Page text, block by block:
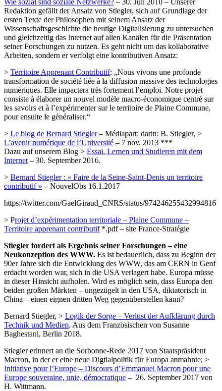
Redaktion gefällt der Ansatz von Stiegler, sich auf Grundlage der
ersten Texte der Philosophen mit seinem Ansatz der
Wissenschaftsgeschichte die heutige Digitalisierung zu untersuchen
und gleichzeitig das Internet auf allen Kanälen für die Präsentation
seiner Forschungen zu nutzen. Es geht nicht um das kollaborative
Arbeiten, sondern er verfolgt eine kontributiven Ansatz:
> Territoire Apprenant Contributif: „Nous vivons une profonde
transformation de société liée à la diffusion massive des technologies
numériques. Elle impactera très fortement l’emploi. Notre projet
consiste à élaborer un nouvel modèle macro-économique centré sur
les savoirs et à l’expérimenter sur le territoire de Plaine Commune,
pour ensuite le généraliser.“
> Le blog de Bernard Stiegler– Médiapart: darin: B. Stiegler, >
L’avenir numérique de l’Université – 7 nov. 2013 ***
Dazu auf unserem Blog > Essai. Lernen und Studieren mit dem
Internet – 30. September 2016.
> Bernard Stiegler : « Faire de la Seine-Saint-Denis un territoire
contributif » – NouvelObs 16.1.2017
https://twitter.com/GaelGiraud_CNRS/status/974246255432994816
> Projet d’expérimentation territoriale – Plaine Commune –
Territoire apprenant contributif*.pdf – site France-Stratégie
Stiegler fordert als Ergebnis seiner Forschungen – eine
Neukonzeption des WWW. Es ist bedauerlich, dass zu Beginn der
90er Jahre sich die Entwicklung des WWW, das am CERN in Genf
erdacht worden war, sich in die USA verlagert habe. Europa müsse
in dieser Hinsicht aufholen. Wird es möglich sein, dass Europa den
beiden großen Märkten – ungezügelt in den USA, diktatorisch in
China – einen eignen dritten Weg gegenüberstellen kann?
Bernard Stiegler, > Logik der Sorge – Verlust der Aufklärung durch
Technik und Medien. Aus dem Französischen von Susanne
Baghestani, Berlin 2018.
Stiegler erinnert an die Sorbonne-Rede 2017 von Staatspräsident
Macron, in der er eine neue Digtialpolitik für Europa anmahnte; >
Initiative pour l’Europe – Discours d’Emmanuel Macron pour une
Europe souveraine, unie, démocratique – 26. September 2017 von
H. Wittmann.